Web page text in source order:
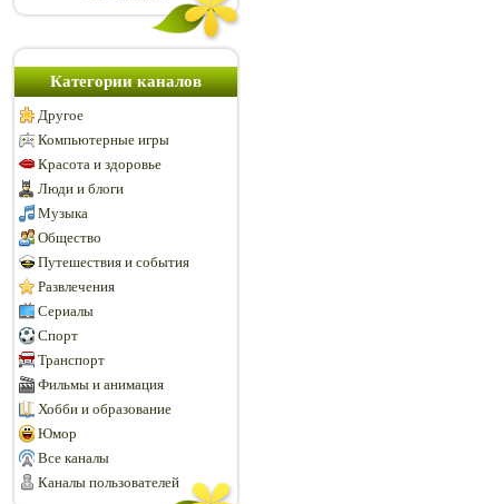
Категории каналов
Другое
Компьютерные игры
Красота и здоровье
Люди и блоги
Музыка
Общество
Путешествия и события
Развлечения
Сериалы
Спорт
Транспорт
Фильмы и анимация
Хобби и образование
Юмор
Все каналы
Каналы пользователей